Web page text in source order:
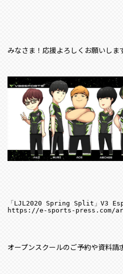
みなさま！応援よろしくお願いしま
https://e-sports-press.com/
オープンスクールのご予約や資料請